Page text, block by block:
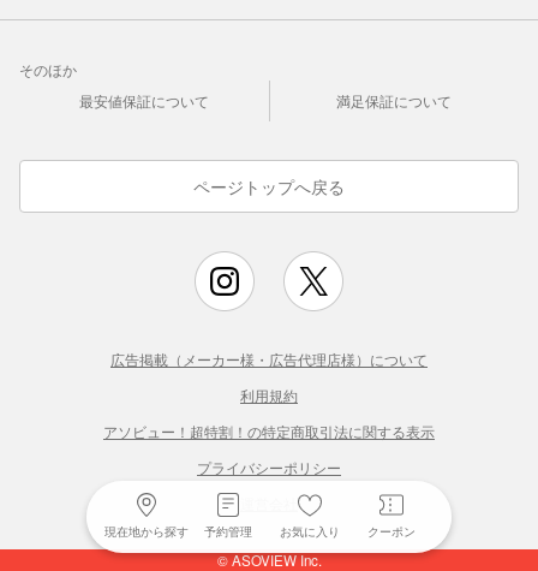
現在地から探す 予約管理 お気に入り クーポン
そのほか
最安値保証について
満足保証について
ページトップへ戻る
広告掲載（メーカー様・広告代理店様）について
利用規約
アソビュー！超特割！の特定商取引法に関する表示
プライバシーポリシー
© ASOVIEW Inc.